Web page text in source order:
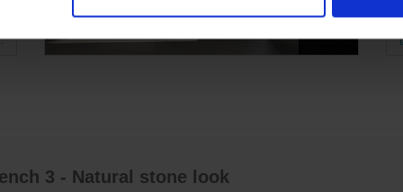
3 - Natural stone look